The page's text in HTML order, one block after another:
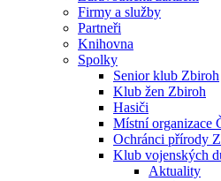
Firmy a služby
Partneři
Knihovna
Spolky
Senior klub Zbiroh
Klub žen Zbiroh
Hasiči
Místní organizace
Ochránci přírody
Klub vojenských
Aktuality